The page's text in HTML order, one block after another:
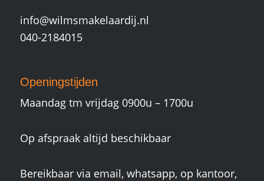
info@wilmsmakelaardij.nl
040-2184015
Openingstijden
Maandag tm vrijdag 0900u – 1700u
Op afspraak altijd beschikbaar
Bereikbaar via email, whatsapp, op kantoor,